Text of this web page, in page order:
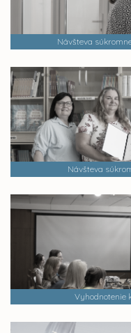
Návšteva
Návšteva
Vyhodnotenie